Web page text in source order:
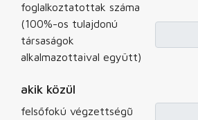
foglalkoztatottak száma
(100%-os tulajdonú
társaságok
alkalmazottaival együtt)
akik közül
felsőfokú végzettségũ